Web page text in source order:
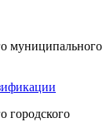
муниципального
городского